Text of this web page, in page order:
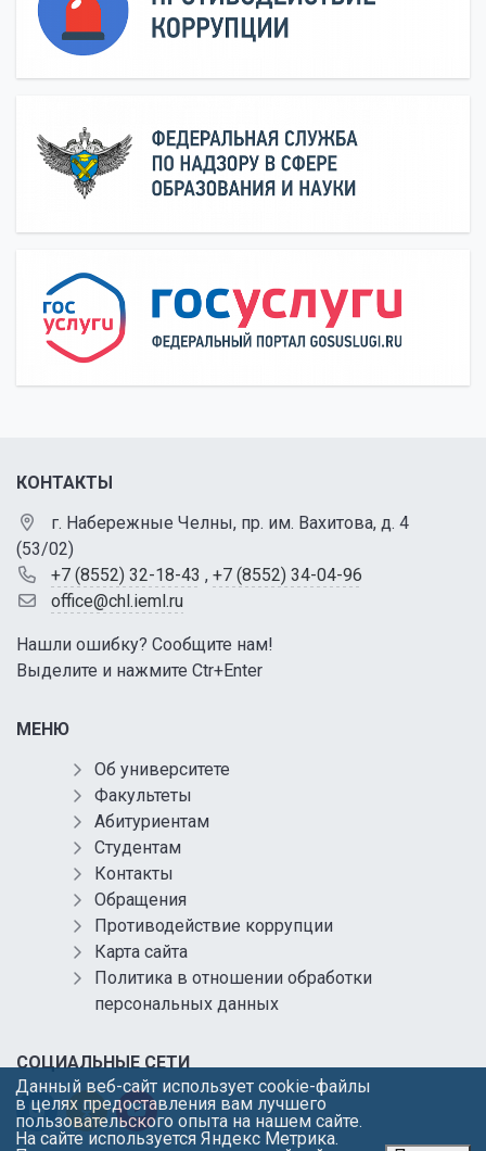
КОНТАКТЫ
г. Набережные Челны, пр. им. Вахитова, д. 4
(53/02)
+7 (8552) 32-18-43 , +7 (8552) 34-04-96
office@chl.ieml.ru
Нашли ошибку? Сообщите нам!
Выделите и нажмите Ctr+Enter
МЕНЮ
Об университете
Факультеты
Абитуриентам
Студентам
Контакты
Обращения
Противодействие коррупции
Карта сайта
Политика в отношении обработки
персональных данных
СОЦИАЛЬНЫЕ СЕТИ
Данный веб-сайт использует cookie-файлы
в целях предоставления вам лучшего
пользовательского опыта на нашем сайте.
На сайте используется Яндекс Метрика.